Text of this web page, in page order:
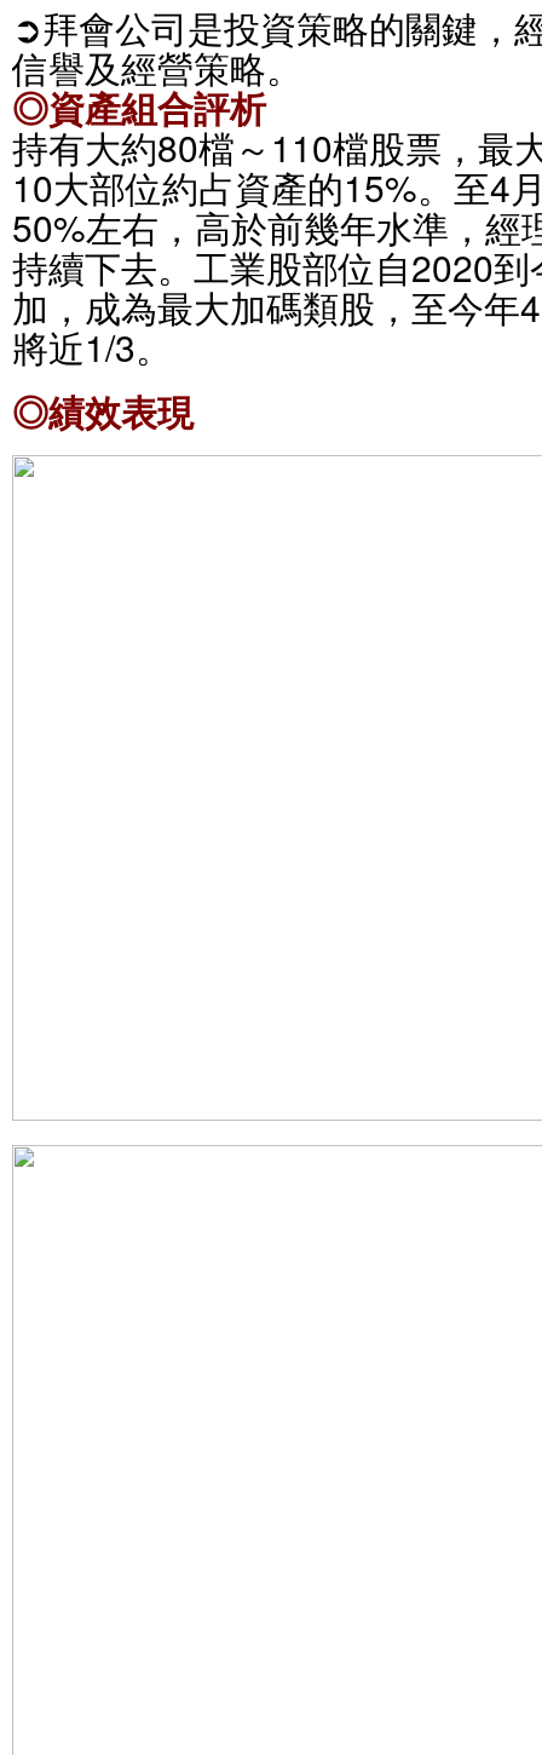
➲拜會公司是投資策略的關鍵，
信譽及經營策略。
◎資產組合評析
持有大約80檔～110檔股票，最
10大部位約占資產的15%。至4
50%左右，高於前幾年水準，經
持續下去。工業股部位自2020
加，成為最大加碼類股，至今年
將近1/3。
◎績效表現